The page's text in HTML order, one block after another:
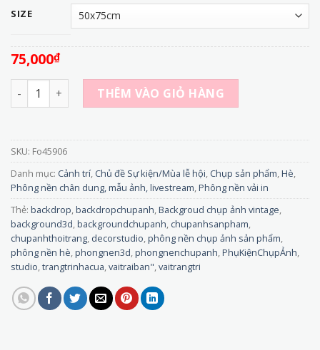
SIZE
75,000₫
Fo45906 - Phông Nền Vải 3D Họa Tiết Cát Biển – Mang Cả
THÊM VÀO GIỎ HÀNG
SKU: Fo45906
Danh mục: Cảnh trí, Chủ đề Sự kiện/Mùa lễ hội, Chụp sản phẩm,Hè,
Phông nền chân dung, mẫu ảnh, livestream,Phông nền vải in
Thẻ: backdrop,backdropchupanh,Backgroud chụp ảnh vintage,
background3d,backgroundchupanh, chupanhsanpham,
chupanhthoitrang, decorstudio,phông nền chụp ảnh sản phẩm,
phông nền hè,phongnen3d,phongnenchupanh,PhụKiệnChụpẢnh,
studio,trangtrinhacua,vaitraiban",vaitrangtri